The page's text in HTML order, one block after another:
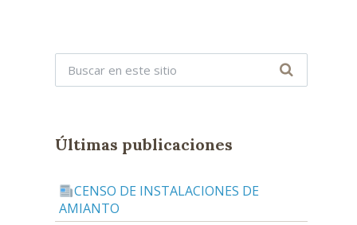
Últimas publicaciones
CENSO DE INSTALACIONES DE
AMIANTO